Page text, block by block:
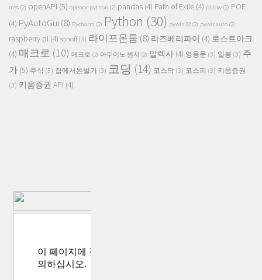
mss (2) openAPI (5) opencv-python (2) pandas (4) Path of Exile (4) pillow (2) POE
(4) PyAutoGui(8) Pycharm (2) Python (30) pywin32 (2) pywinauto (2)
raspberry pi (4) sonoff(3) 라이프온룸 (8) 라즈베리파이 (4) 로스트아크
(4) 매크로 (10) 메크로 (2) 아두이노 센서 (2) 알렉사 (4) 영웅문 (3) 일봉 (3) 주
가 (5) 주식 (3) 집에서돈벌기 (3) 코딩 (14) 코스닥 (3) 코스피 (3) 키움증권
(3) 키움증권 API (4)